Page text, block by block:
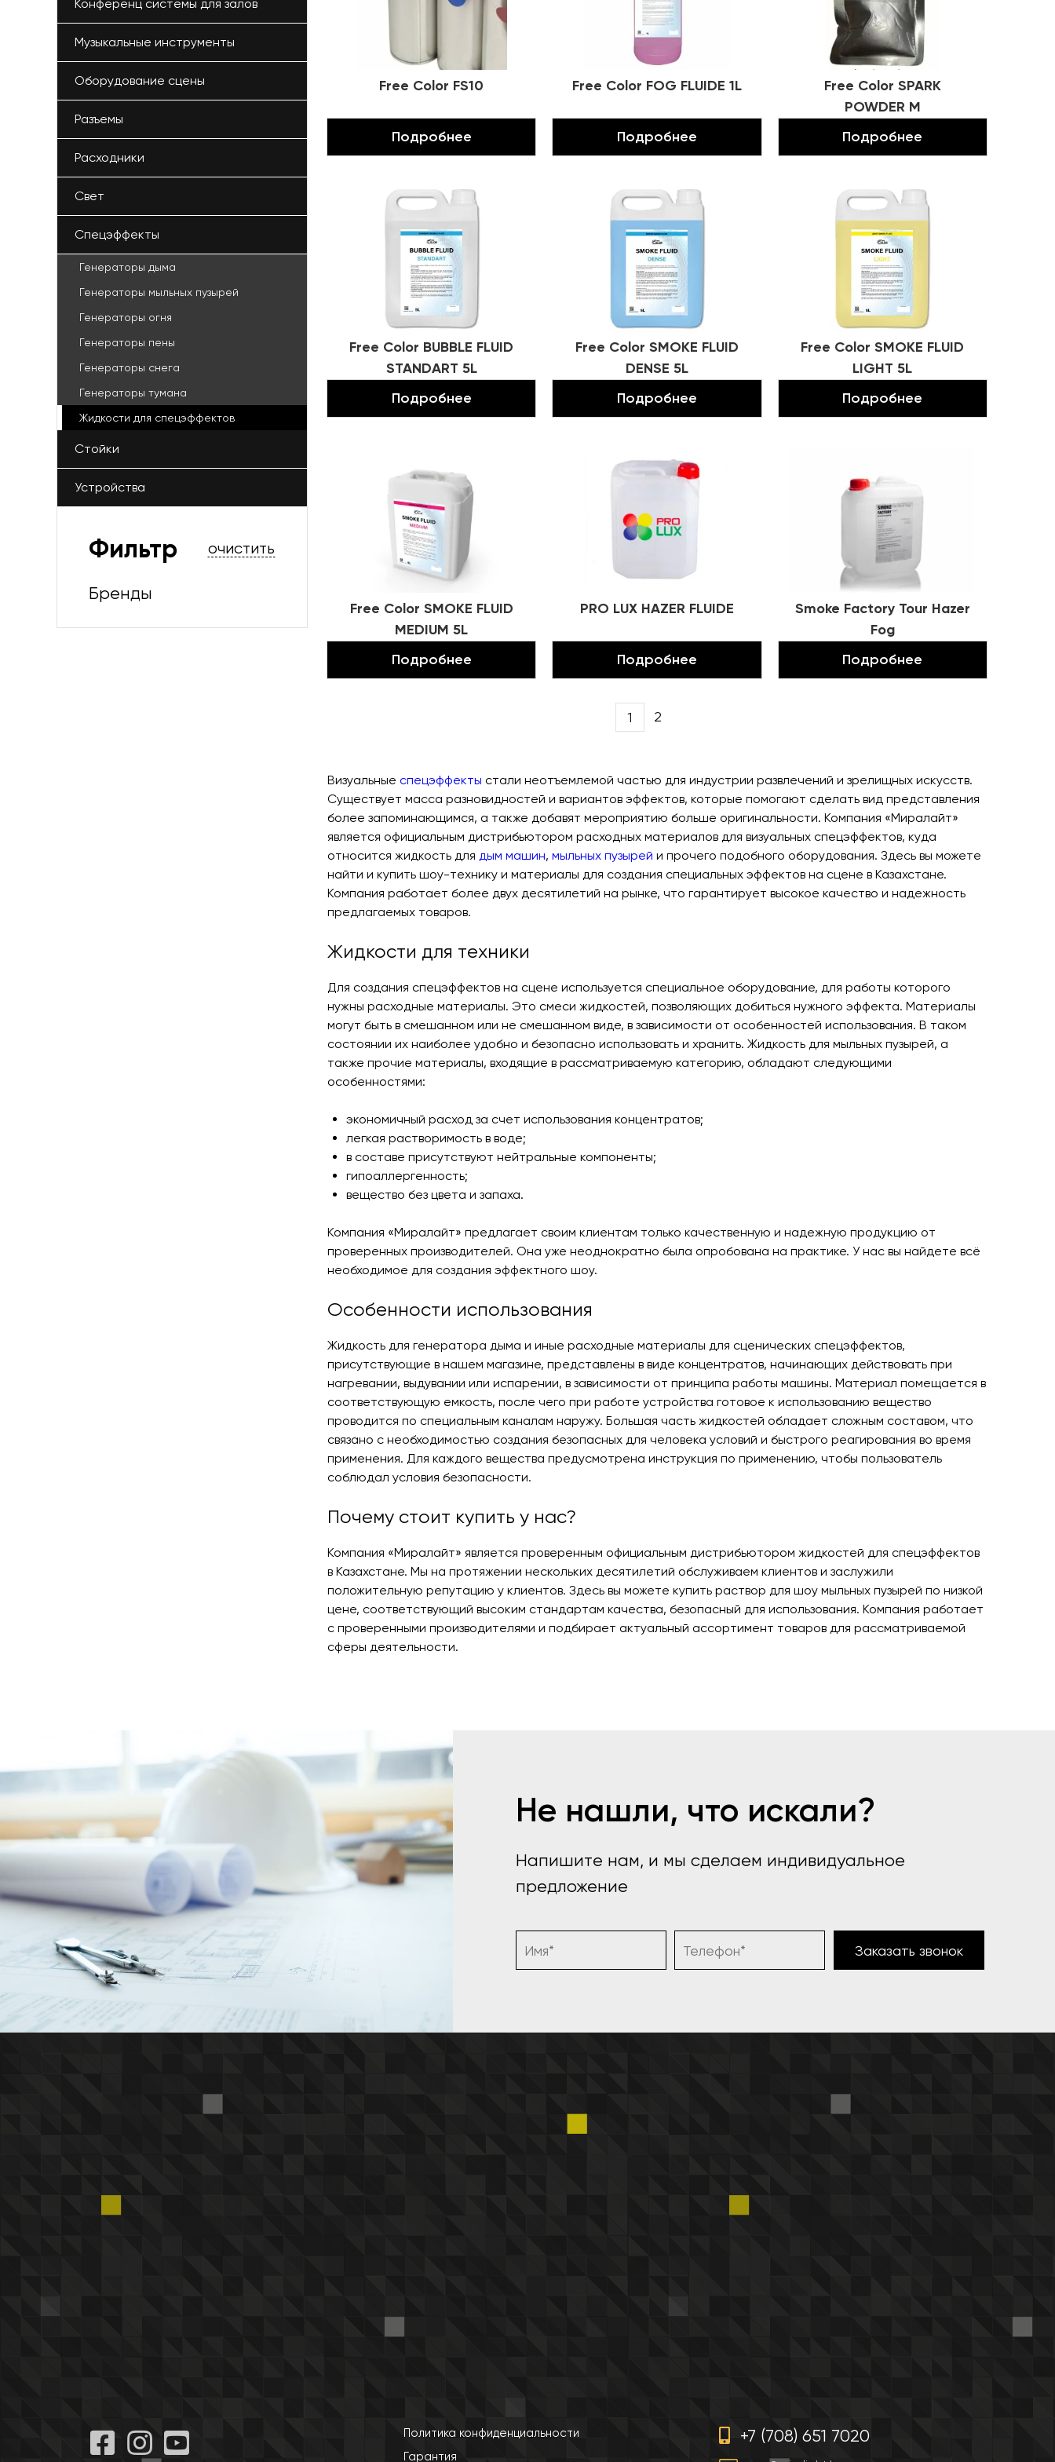
Нижняя механика сцены
Караоке системы
Free Color FS10
Подробнее
Free Color FOG FLUIDE 1L
Подробнее
Free Color SPARK
POWDER M
Подробнее
Free Color BUBBLE FLUID
STANDART 5L
Подробнее
Free Color SMOKE FLUID
DENSE 5L
Подробнее
Free Color SMOKE FLUID
LIGHT 5L
Подробнее
Free Color SMOKE FLUID
MEDIUM 5L
Подробнее
PRO LUX HAZER FLUIDE
Подробнее
Smoke Factory Tour Hazer
Fog
Подробнее
1 2
Визуальные спецэффекты стали неотъемлемой частью для индустрии развлечений и зрелищных искусств.
Существует масса разновидностей и вариантов эффектов, которые помогают сделать вид представления
более запоминающимся, а также добавят мероприятию больше оригинальности. Компания «Миралайт»
является официальным дистрибьютором расходных материалов для визуальных спецэффектов, куда
относится жидкость для дым машин, мыльных пузырей и прочего подобного оборудования. Здесь вы можете
найти и купить шоу-технику и материалы для создания специальных эффектов на сцене в Казахстане.
Компания работает более двух десятилетий на рынке, что гарантирует высокое качество и надежность
предлагаемых товаров.
Жидкости для техники
Для создания спецэффектов на сцене используется специальное оборудование, для работы которого
нужны расходные материалы. Это смеси жидкостей, позволяющих добиться нужного эффекта. Материалы
могут быть в смешанном или не смешанном виде, в зависимости от особенностей использования. В таком
состоянии их наиболее удобно и безопасно использовать и хранить. Жидкость для мыльных пузырей, а
также прочие материалы, входящие в рассматриваемую категорию, обладают следующими
особенностями:
экономичный расход за счет использования концентратов;
легкая растворимость в воде;
в составе присутствуют нейтральные компоненты;
гипоаллергенность;
вещество без цвета и запаха.
Компания «Миралайт» предлагает своим клиентам только качественную и надежную продукцию от
проверенных производителей. Она уже неоднократно была опробована на практике. У нас вы найдете всё
необходимое для создания эффектного шоу.
Особенности использования
Жидкость для генератора дыма и иные расходные материалы для сценических спецэффектов,
присутствующие в нашем магазине, представлены в виде концентратов, начинающих действовать при
нагревании, выдувании или испарении, в зависимости от принципа работы машины. Материал помещается в
соответствующую емкость, после чего при работе устройства готовое к использованию вещество
проводится по специальным каналам наружу. Большая часть жидкостей обладает сложным составом, что
связано с необходимостью создания безопасных для человека условий и быстрого реагирования во время
применения. Для каждого вещества предусмотрена инструкция по применению, чтобы пользователь
соблюдал условия безопасности.
Почему стоит купить у нас?
Компания «Миралайт» является проверенным официальным дистрибьютором жидкостей для спецэффектов
в Казахстане. Мы на протяжении нескольких десятилетий обслуживаем клиентов и заслужили
положительную репутацию у клиентов. Здесь вы можете купить раствор для шоу мыльных пузырей по низкой
цене, соответствующий высоким стандартам качества, безопасный для использования. Компания работает
с проверенными производителями и подбирает актуальный ассортимент товаров для рассматриваемой
сферы деятельности.
Конференц системы для залов
Музыкальные инструменты
Оборудование сцены
Разъемы
Расходники
Свет
Спецэффекты
Генераторы дыма
Генераторы мыльных пузырей
Генераторы огня
Генераторы пены
Генераторы снега
Генераторы тумана
Жидкости для спецэффектов
Стойки
Устройства
Фильтр очистить
Бренды
Не нашли, что искали?
Напишите нам, и мы сделаем индивидуальное
предложение
Политика конфиденциальности
Гарантия
+7 (708) 651 7020